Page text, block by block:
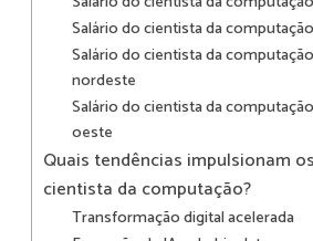
Salário do cientista da
Salário do cientista da
nordeste
Salário do cientista da
oeste
Quais tendências impulsionam
cientista da computação?
Transformação digital acelerada